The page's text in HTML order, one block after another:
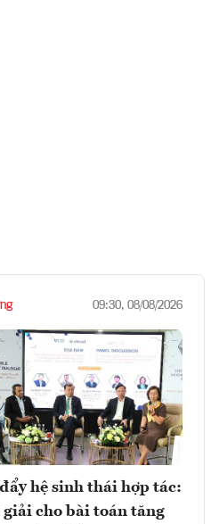
09:30, 08/08/2026
hệ sinh thái hợp tác:
cho bài toán tăng